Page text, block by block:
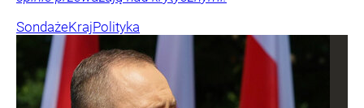
SondażeKrajPolityka